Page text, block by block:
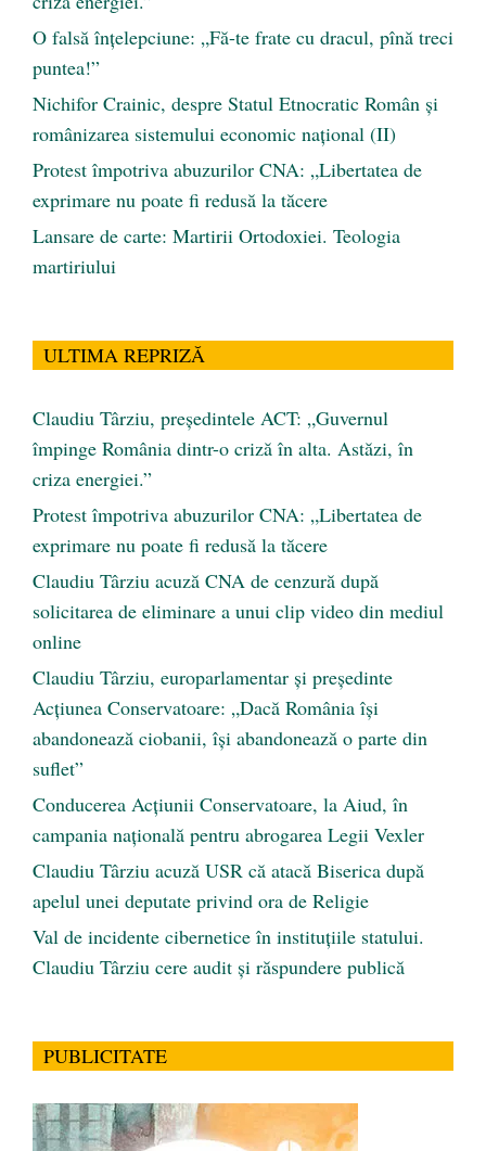
O falsă înțelepciune: „Fă-te frate cu dracul, pînă treci
puntea!”
Nichifor Crainic, despre Statul Etnocratic Român şi
românizarea sistemului economic naţional (II)
Protest împotriva abuzurilor CNA: „Libertatea de
exprimare nu poate fi redusă la tăcere
Lansare de carte: Martirii Ortodoxiei. Teologia
martiriului
ULTIMA REPRIZĂ
Claudiu Târziu, președintele ACT: „Guvernul
împinge România dintr-o criză în alta. Astăzi, în
criza energiei.”
Protest împotriva abuzurilor CNA: „Libertatea de
exprimare nu poate fi redusă la tăcere
Claudiu Târziu acuză CNA de cenzură după
solicitarea de eliminare a unui clip video din mediul
online
Claudiu Târziu, europarlamentar și președinte
Acțiunea Conservatoare: „Dacă România își
abandonează ciobanii, își abandonează o parte din
suflet”
Conducerea Acțiunii Conservatoare, la Aiud, în
campania națională pentru abrogarea Legii Vexler
Claudiu Târziu acuză USR că atacă Biserica după
apelul unei deputate privind ora de Religie
Val de incidente cibernetice în instituțiile statului.
Claudiu Târziu cere audit și răspundere publică
PUBLICITATE